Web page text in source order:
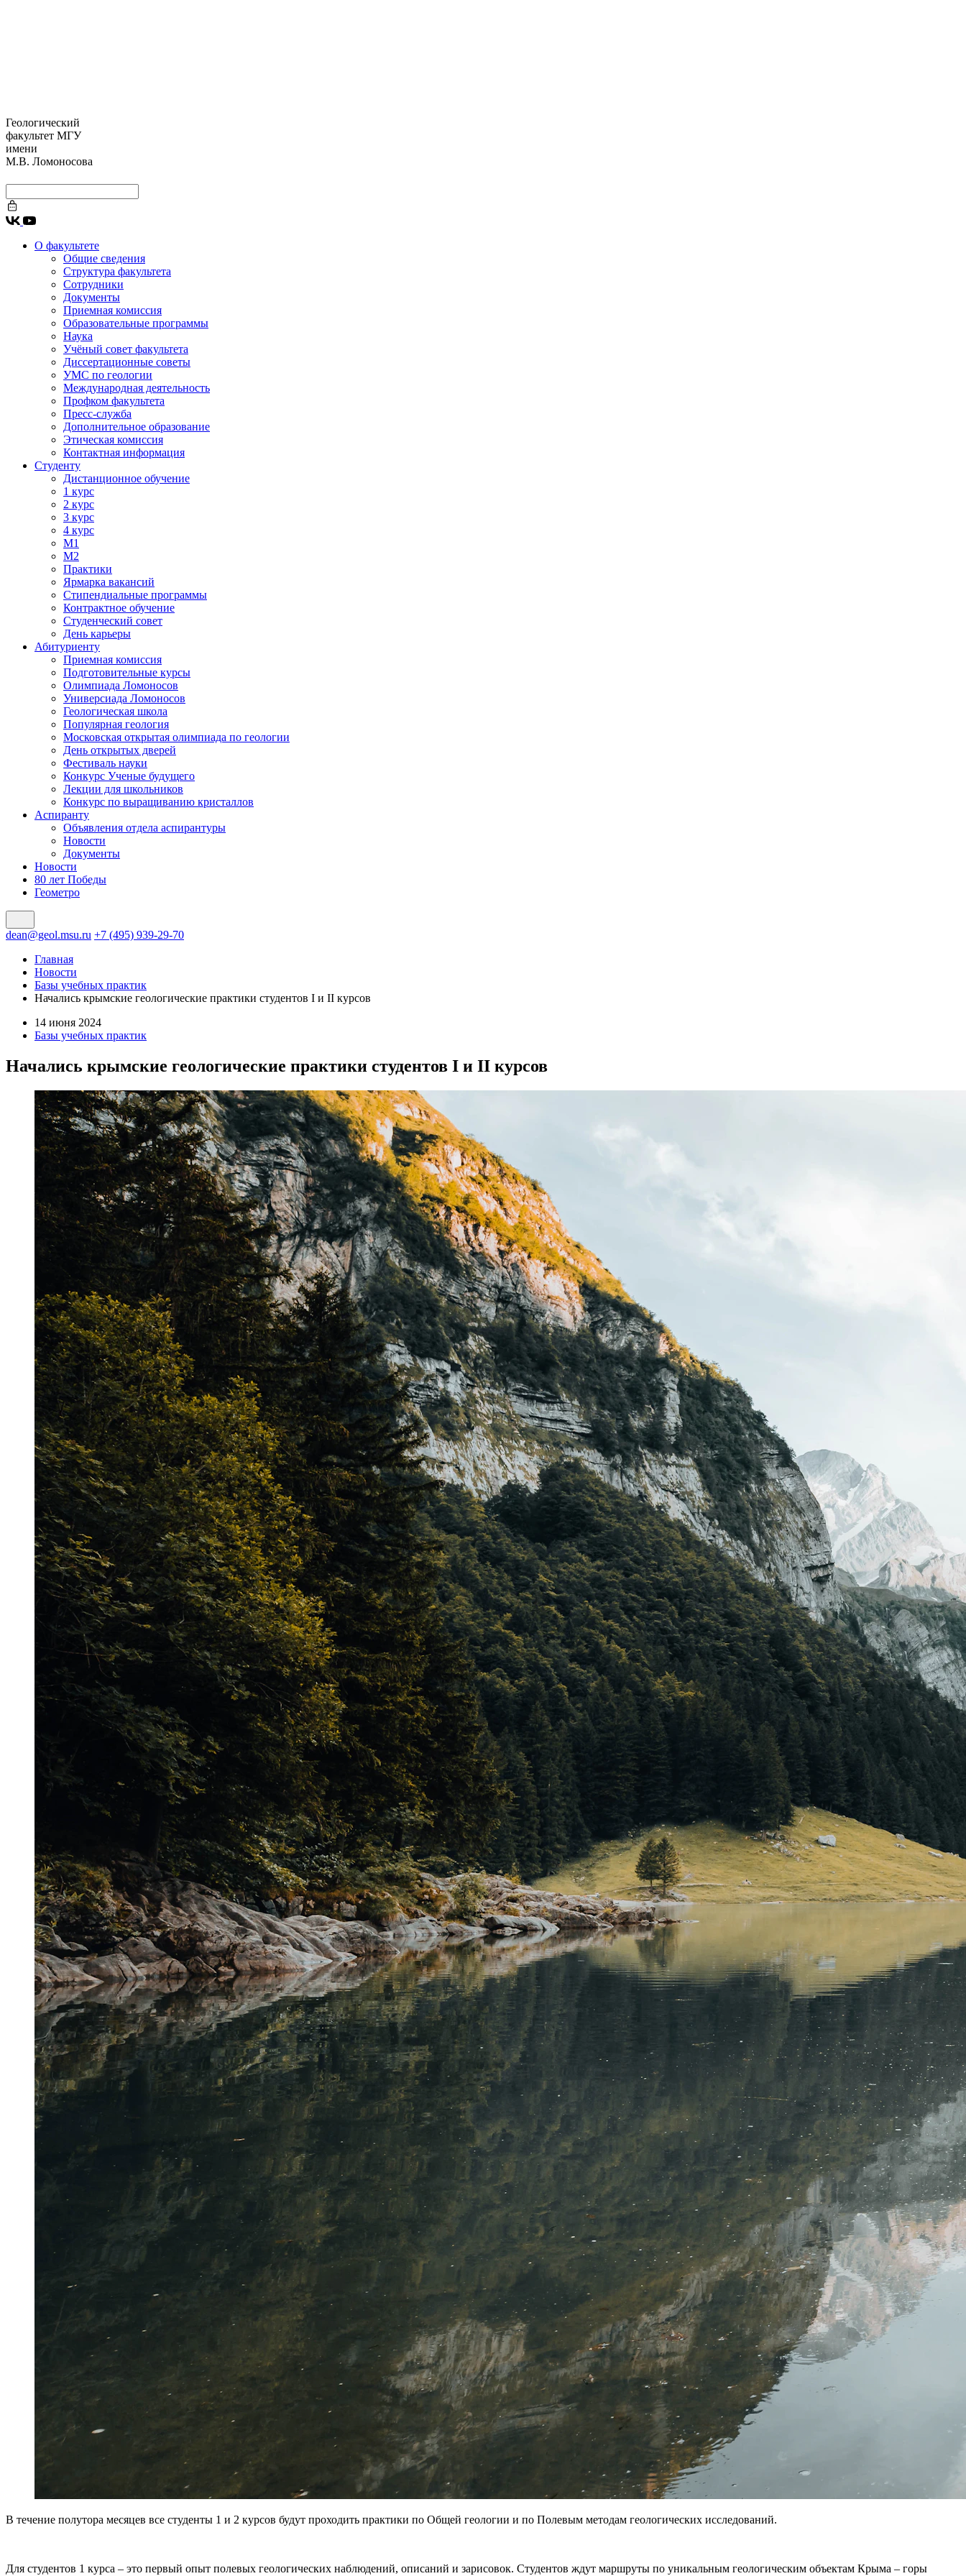
Геологический
факультет МГУ
имени
М.В. Ломоносова
О факультете
Общие сведения
Структура факультета
Сотрудники
Документы
Приемная комиссия
Образовательные программы
Наука
Учёный совет факультета
Диссертационные советы
УМС по геологии
Международная деятельность
Профком факультета
Пресс-служба
Дополнительное образование
Этическая комиссия
Контактная информация
Студенту
Дистанционное обучение
1 курс
2 курс
3 курс
4 курс
М1
М2
Практики
Ярмарка вакансий
Стипендиальные программы
Контрактное обучение
Студенческий совет
День карьеры
Абитуриенту
Приемная комиссия
Подготовительные курсы
Олимпиада Ломоносов
Универсиада Ломоносов
Геологическая школа
Популярная геология
Московская открытая олимпиада по геологии
День открытых дверей
Фестиваль науки
Конкурс Ученые будущего
Лекции для школьников
Конкурс по выращиванию кристаллов
Аспиранту
Объявления отдела аспирантуры
Новости
Документы
Новости
80 лет Победы
Геометро
dean@geol.msu.ru +7 (495) 939-29-70
Главная
Новости
Базы учебных практик
Начались крымские геологические практики студентов I и II курсов
14 июня 2024
Базы учебных практик
Начались крымские геологические практики студентов I и II курсов
В течение полутора месяцев все студенты 1 и 2 курсов будут проходить практики по Общей геологии и по Полевым методам геологических исследований.
Для студентов 1 курса – это первый опыт полевых геологических наблюдений, описаний и зарисовок. Студентов ждут маршруты по уникальным геологическим объектам Крыма – горы